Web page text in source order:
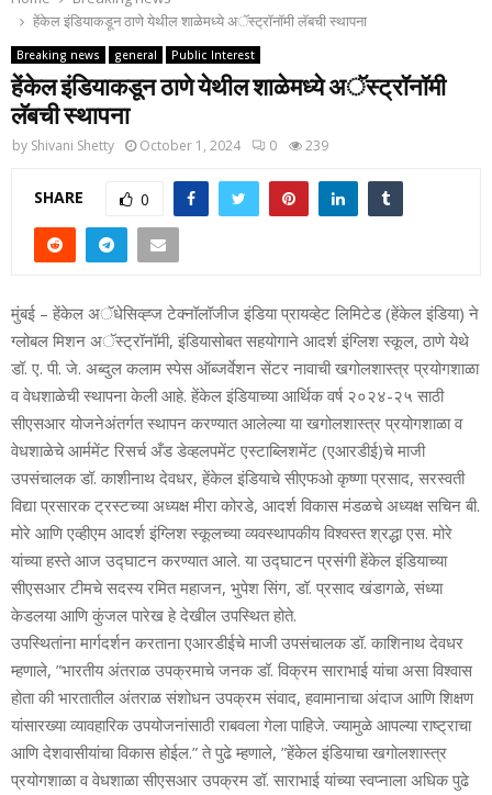
हेंकेल इंडियाकडून ठाणे येथील शाळेमध्‍ये अॅस्‍ट्रॉनॉमी लॅबची स्‍थापना
Breaking news general Public Interest
हेंकेल इंडियाकडून ठाणे येथील शाळेमध्‍ये अॅस्‍ट्रॉनॉमी
लॅबची स्‍थापना
by Shivani Shetty October 1, 2024 0 239
SHARE 0
मुंबई – हेंकेल अॅधेसिव्‍ह्ज टेक्‍नॉलॉजीज इंडिया प्रायव्‍हेट लिमिटेड (हेंकेल इंडिया) ने
ग्‍लोबल मिशन अॅस्‍ट्रॉनॉमी, इंडियासोबत सहयोगाने आदर्श इंग्लिश स्‍कूल, ठाणे येथे
डॉ. ए. पी. जे. अब्‍दुल कलाम स्‍पेस ऑब्‍जर्वेशन सेंटर नावाची खगोलशास्‍त्र प्रयोगशाळा
व वेधशाळेची स्‍थापना केली आहे. हेंकेल इंडियाच्‍या आर्थिक वर्ष २०२४-२५ साठी
सीएसआर योजनेअंतर्गत स्‍थापन करण्‍यात आलेल्‍या या खगोलशास्‍त्र प्रयोगशाळा व
वेधशाळेचे आर्ममेंट रिसर्च अँड डेव्‍हलपमेंट एस्‍टाब्लिशमेंट (एआरडीई)चे माजी
उपसंचालक डॉ. काशीनाथ देवधर, हेंकेल इंडियाचे सीएफओ कृष्‍णा प्रसाद, सरस्‍वती
विद्या प्रसारक ट्रस्‍टच्‍या अध्‍यक्ष मीरा कोरडे, आदर्श विकास मंडळचे अध्‍यक्ष सचिन बी.
मोरे आणि एव्‍हीएम आदर्श इंग्लिश स्‍कूलच्‍या व्‍यवस्‍थापकीय विश्‍वस्‍त श्रद्धा एस. मोरे
यांच्‍या हस्‍ते आज उद्घाटन करण्‍यात आले. या उद्घाटन प्रसंगी हेंकेल इंडियाच्‍या
सीएसआर टीमचे सदस्‍य रमित महाजन, भुपेश सिंग, डॉ. प्रसाद खंडागळे, संध्‍या
केडलया आणि कुंजल पारेख हे देखील उपस्थित होते.
उपस्थितांना मार्गदर्शन करताना एआरडीईचे माजी उपसंचालक डॉ. काशिनाथ देवधर
म्हणाले, ”भारतीय अंतराळ उपक्रमाचे जनक डॉ. विक्रम साराभाई यांचा असा विश्‍वास
होता की भारतातील अंतराळ संशोधन उपक्रम संवाद, हवामानाचा अंदाज आणि शिक्षण
यांसारख्या व्यावहारिक उपयोजनांसाठी राबवला गेला पाहिजे. ज्‍यामुळे आपल्या राष्ट्राचा
आणि देशवासीयांचा विकास होईल.” ते पुढे म्‍हणाले, ”हेंकेल इंडियाचा खगोलशास्‍त्र
प्रयोगशाळा व वेधशाळा सीएसआर उपक्रम डॉ. साराभाई यांच्‍या स्‍वप्‍नाला अधिक पुढे